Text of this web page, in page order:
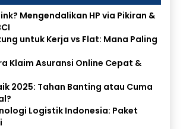
Mengendalikan HP via Pikiran &
untuk Kerja vs Flat: Mana Paling
Klaim Asuransi Online Cepat &
2025: Tahan Banting atau Cuma
Logistik Indonesia: Paket